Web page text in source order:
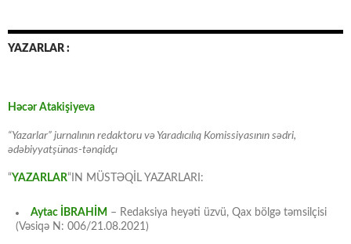
YAZARLAR :
Həcər Atakişiyeva
“Yazarlar” jurnalının redaktoru və Yaradıcılıq Komissiyasının sədri,
ədəbiyyatşünas-tənqidçı
“YAZARLAR“IN MÜSTƏQİL YAZARLARI:
Aytac İBRAHİM – Redaksiya heyəti üzvü, Qax bölgə təmsilçisi
(Vəsiqə N: 006/21.08.2021)